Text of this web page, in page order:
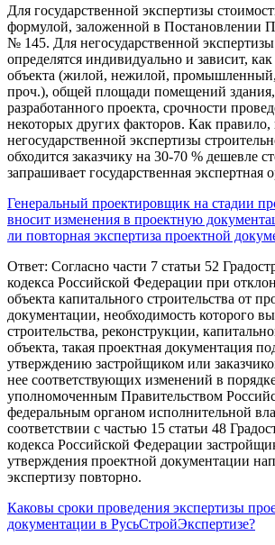
Для государственной экспертизы
формулой, заложенной в Постановлении
№ 145. Для негосударственной
определятся индивидуально и зависит,
объекта (жилой, нежилой,
проч.), общей площади помещений
разработанного проекта, срочности
некоторых других факторов. Как правило,
негосударственной экспертизы
обходится заказчику на 30-70 % дешевле
запрашивает государственная экспертная
Генеральный проектировщик на стадии
вносит изменения в проектную
ли повторная экспертиза проектной
Ответ: Согласно части 7 статьи 52
кодекса Российской Федерации при
объекта капитального строительства от
документации, необходимость которого
строительства, реконструкции,
объекта, такая проектная документация
утверждению застройщиком или
нее соответствующих изменений в
уполномоченным Правительством
федеральным органом исполнительной
соответствии с частью 15 статьи 48
кодекса Российской Федерации
утверждения проектной документации
экспертизу повторно.
Каковы сроки проведения экспертизы
документации в РусьСтройЭкспертизе?